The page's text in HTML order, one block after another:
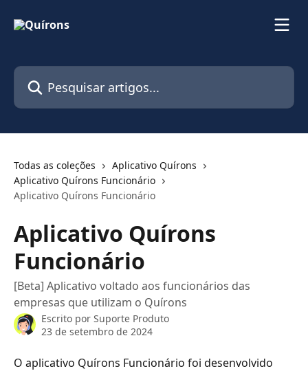
Pesquisar artigos...
Todas as coleções
Aplicativo Quírons
Aplicativo Quírons Funcionário
Aplicativo Quírons Funcionário
Aplicativo Quírons
Funcionário
[Beta] Aplicativo voltado aos funcionários das
empresas que utilizam o Quírons
Escrito por Suporte Produto
23 de setembro de 2024
O aplicativo Quírons Funcionário foi desenvolvido